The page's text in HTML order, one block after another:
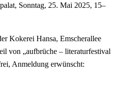
Sonntag, 25. Mai 2025, 15–
Kokerei Hansa, Emscherallee
von „aufbrüche – literaturfestival
Anmeldung erwünscht: